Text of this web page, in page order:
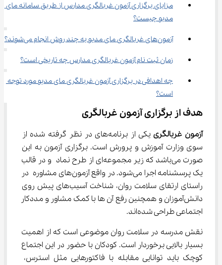
مزایای برگزاری آزمون غربالگری مدارس از طریق سامانه مای
مدیو چیست؟
آزمون‌های غربالگری مای مدیو به چند روش انجام می‌شوند؟
زمان ثبت نام آزمون غربالگری مدارس چه تاریخی است؟
چه اهدافی در برگزاری آزمون غربالگری مای مدیو مورد توجه
است؟
هدف از برگزاری آزمون غربالگری
آزمون غربالگری
یکی از برنامه‌های در نظر گرفته شده از
سوی وزارت آموزش و پرورش است. برگزاری آزمون به این
صورت می‌باشد که زیر مجموعه‌ای از طرح نماد و در قالب
یک پرسشنامه اجرا می‌شود. در واقع آزمون‌های مشاوره در
راستای ارتقای سلامت روان، شناخت آسیب‌های پیش روی
دانش‌آموزان و همچنین رفع آن ها با کمک مشاور و مددکار
اجتماعی طراحی شده‌اند.
نقش مدرسه در سلامت روان موضوعی است که از اهمیت
بسیار بالایی برخوردار است. کودکان با حضور در این اجتماع
کوچک باید توانایی مقابله با فاکتورهایی مثل استرس،